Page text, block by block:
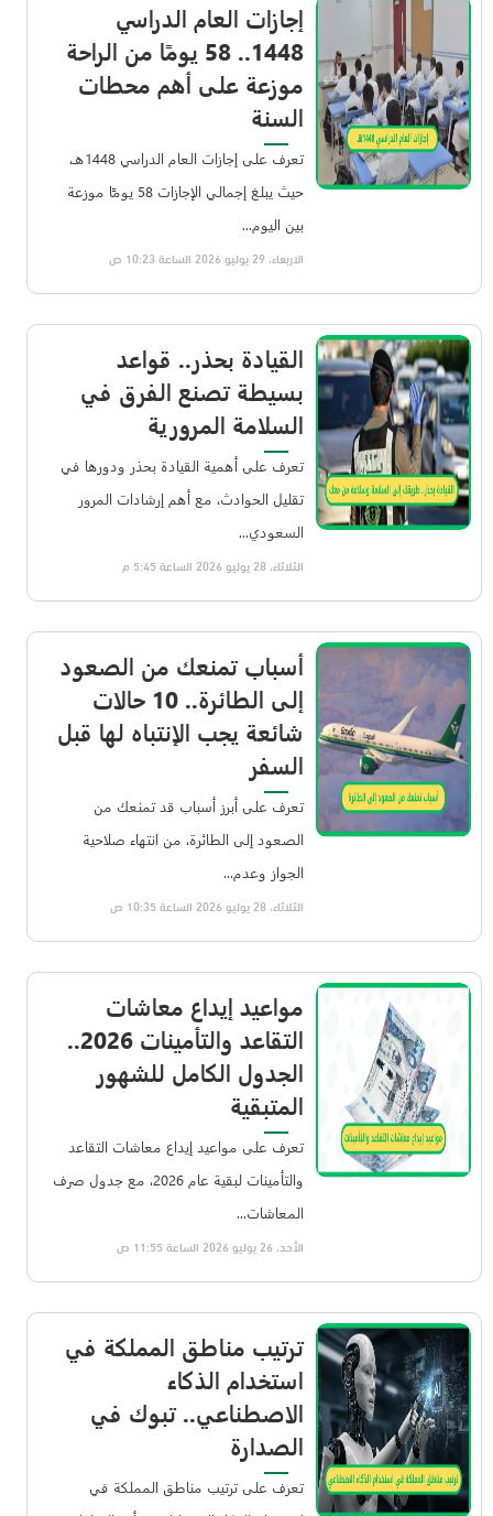
إجازات العام الدراسي
1448.. 58 يومًا من الراحة
موزعة على أهم محطات
السنة
تعرف على إجازات العام الدراسي 1448هـ،
حيث يبلغ إجمالي الإجازات 58 يومًا موزعة
بين اليوم...
الاربعاء، 29 يوليو 2026 الساعة 10:23 ص
القيادة بحذر.. قواعد
بسيطة تصنع الفرق في
السلامة المرورية
تعرف على أهمية القيادة بحذر ودورها في
تقليل الحوادث، مع أهم إرشادات المرور
السعودي...
الثلاثاء، 28 يوليو 2026 الساعة 5:45 م
أسباب تمنعك من الصعود
إلى الطائرة.. 10 حالات
شائعة يجب الإنتباه لها قبل
السفر
تعرف على أبرز أسباب قد تمنعك من
الصعود إلى الطائرة، من انتهاء صلاحية
الجواز وعدم...
الثلاثاء، 28 يوليو 2026 الساعة 10:35 ص
مواعيد إيداع معاشات
التقاعد والتأمينات 2026..
الجدول الكامل للشهور
المتبقية
تعرف على مواعيد إيداع معاشات التقاعد
والتأمينات لبقية عام 2026، مع جدول صرف
المعاشات...
الأحد، 26 يوليو 2026 الساعة 11:55 ص
ترتيب مناطق المملكة في
استخدام الذكاء
الاصطناعي.. تبوك في
الصدارة
تعرف على ترتيب مناطق المملكة في